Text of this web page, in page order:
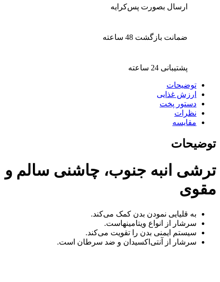
ارسال بصورت پس‌کرایه
ضمانت بازگشت 48 ساعته
پشتیبانی 24 ساعته
توضیحات
ارزش غذایی
دستور پخت
نظرات
مقایسه
توضیحات
ترشی انبه جنوب، چاشنی سالم و
مقوی
به قلیایی نمودن بدن کمک می‌کند.
سرشار از انواع ویتامینهاست.
سیستم ایمنی بدن را تقویت می‌کند.
سرشار از آنتی‌اکسیدان و ضد سرطان است.